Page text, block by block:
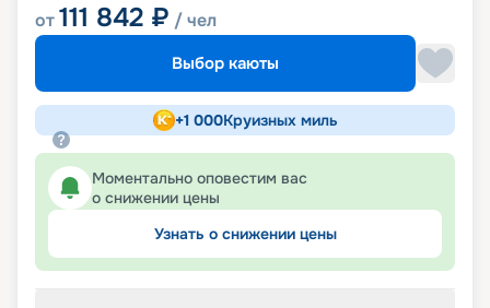
от111 842 ₽ / чел
Выбор каюты
+1 000Круизных миль
Моментально оповестим вас
о снижении цены
Узнать о снижении цены